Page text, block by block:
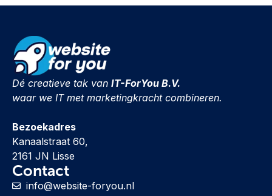
Dé creatieve tak van IT-ForYou B.V.
waar we IT met marketingkracht combineren.
Bezoekadres
Kanaalstraat 60,
2161 JN Lisse
Contact
info@website-foryou.nl